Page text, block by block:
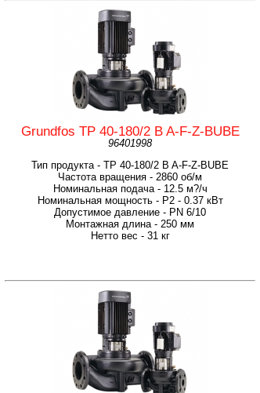
Grundfos TP 40-180/2 B A-F-Z-BUBE
96401998
Тип продукта - TP 40-180/2 B A-F-Z-BUBE
Частота вращения - 2860 об/м
Номинальная подача - 12.5 м?/ч
Номинальная мощность - P2 - 0.37 кВт
Допустимое давление - PN 6/10
Монтажная длина - 250 мм
Нетто вес - 31 кг